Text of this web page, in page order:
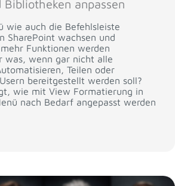
anpassen
wie auch die Befehlsleiste
SharePoint wachsen und
Funktionen werden
was, wenn gar nicht alle
Teilen oder
bereitgestellt werden soll?
wie mit View Formatierung in
nach Bedarf angepasst werden